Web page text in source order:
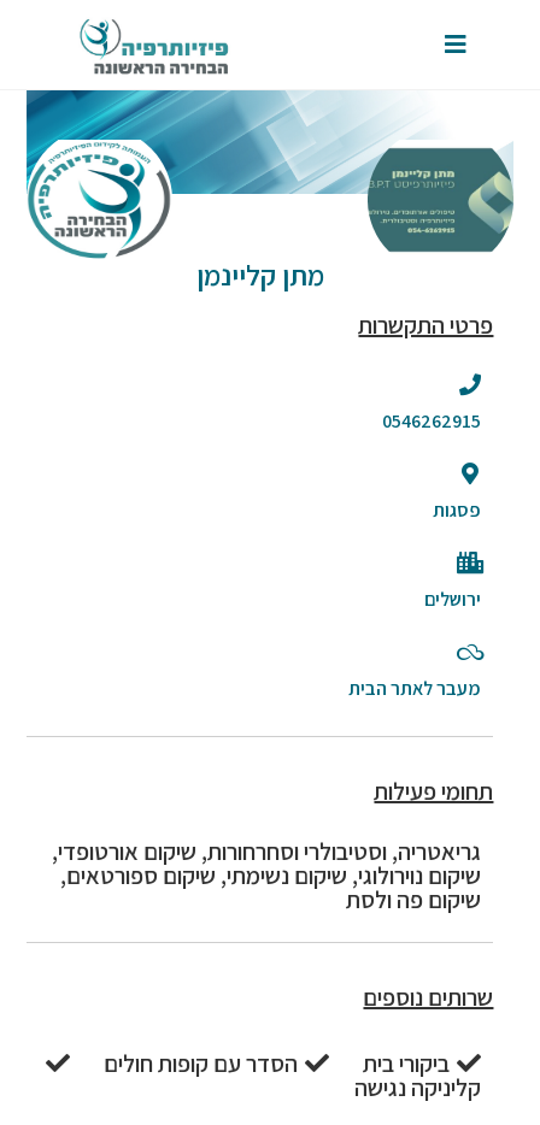
מתן קליינמן
פרטי התקשרות
0546262915
פסגות
ירושלים
מעבר לאתר הבית
תחומי פעילות
גריאטריה, וסטיבולרי וסחרחורות, שיקום אורטופדי,
שיקום נוירולוגי, שיקום נשימתי, שיקום ספורטאים,
שיקום פה ולסת
שרותים נוספים
ביקורי בית הסדר עם קופות חולים
קליניקה נגישה